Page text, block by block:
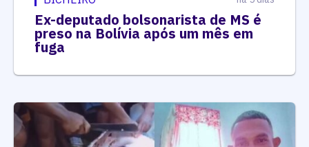
Ex-deputado bolsonarista de MS é
preso na Bolívia após um mês em
fuga